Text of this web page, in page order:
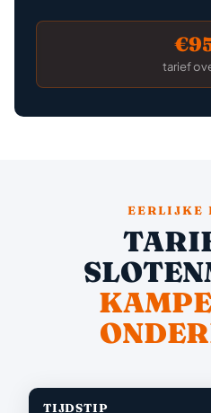
tarief
EERLIJKE
TIJDSTIP